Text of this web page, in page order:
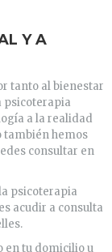
Y A
tanto al bienestar
psicoterapia
a la realidad
también hemos
consultar en
psicoterapia
acudir a consulta
en tu domicilio u